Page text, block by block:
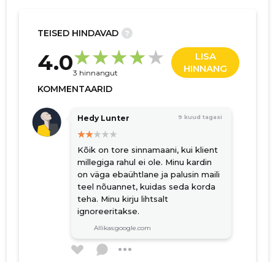
kasutamine.
TEISED HINDAVAD ?
4.03 hinnangut
LISA
HINNANG
KOMMENTAARID
Hedy Lunter 9 kuud tagasi
Kõik on tore sinnamaani, kui klient
millegiga rahul ei ole. Minu kardin
on väga ebaühtlane ja palusin maili
teel nõuannet, kuidas seda korda
teha. Minu kirju lihtsalt
ignoreeritakse.
Allikas:google.com